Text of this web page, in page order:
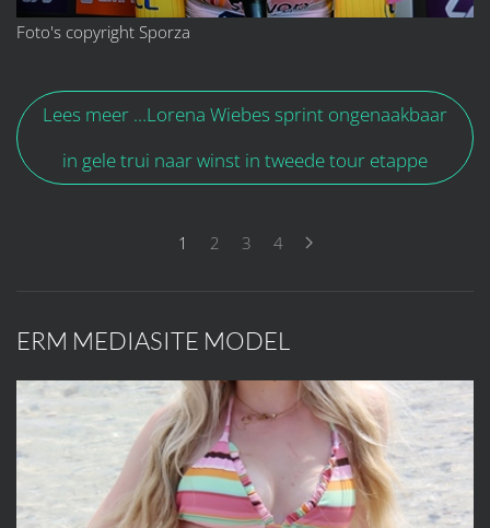
Foto's copyright Sporza
Lees meer …Lorena Wiebes sprint ongenaakbaar
in gele trui naar winst in tweede tour etappe
1 2 3 4
ERM MEDIASITE MODEL